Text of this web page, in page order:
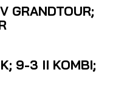
GRANDTOUR;
9-3 II KOMBI;